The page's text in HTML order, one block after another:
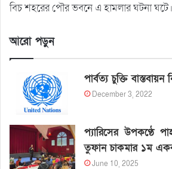
বিচ শহরের পৌর ভবনে এ হামলার ঘটনা ঘটে।
আরো পড়ুন
পার্বত্য চুক্তি
December 3, 2022
প্যারিসের উপকণ্ঠে
তুফান চাকমার ১ম একক
June 10, 2025